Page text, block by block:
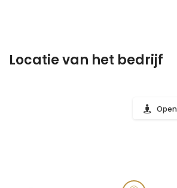
Locatie van het bedrijf